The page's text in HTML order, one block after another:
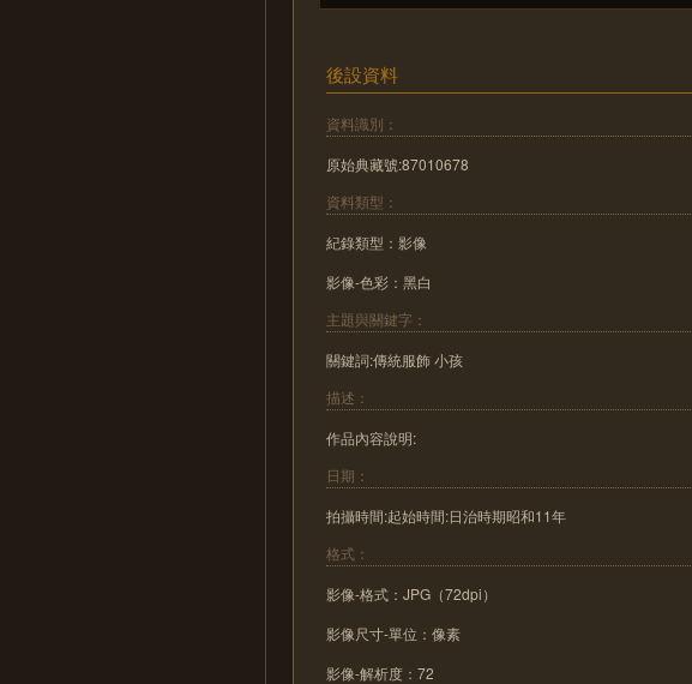
後設資料
資料識別：
原始典藏號:87010678
資料類型：
紀錄類型：影像
影像-色彩：黑白
主題與關鍵字：
關鍵詞:傳統服飾 小孩
描述：
作品內容說明:
日期：
拍攝時間:起始時間:日治時期昭和11年
格式：
影像-格式：JPG（72dpi）
影像尺寸-單位：像素
影像-解析度：72